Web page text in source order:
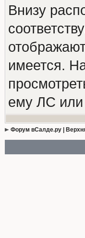
Внизу
имеется.
ему ЛС или
Форум вСалде.ру |